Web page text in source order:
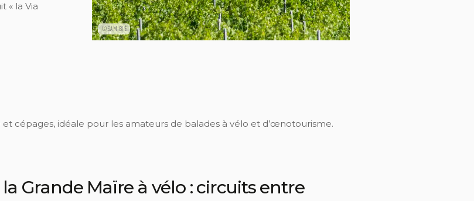
« la Via
©SAM BIÉ
cépages, idéale pour les amateurs de balades à vélo et d’œnotourisme.
Grande Maïre à vélo : circuits entre